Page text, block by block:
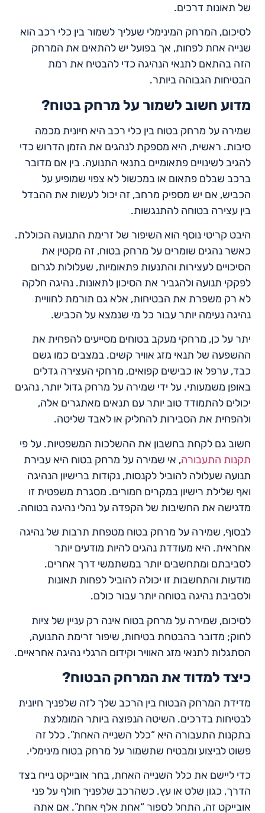
של תאונות דרכים.
לסיכום, המרחק המינימלי שעליך לשמור בין כלי רכב הוא
שנייה אחת לפחות, אך בפועל יש להתאים את המרחק
הזה בהתאם לתנאי הנהיגה כדי להבטיח את רמת
הבטיחות הגבוהה ביותר.
מדוע חשוב לשמור על מרחק בטוח?
שמירה על מרחק בטוח בין כלי רכב היא חיונית מכמה
סיבות. ראשית, היא מספקת לנהגים את הזמן הדרוש כדי
להגיב לשינויים פתאומיים בתנאי התנועה. בין אם מדובר
ברכב שבלם פתאום או במכשול לא צפוי שמופיע על
הכביש, אם יש מספיק מרחב, זה יכול לעשות את ההבדל
בין עצירה בטוחה להתנגשות.
היבט קריטי נוסף הוא השיפור של זרימת התנועה הכוללת.
כאשר נהגים שומרים על מרחק בטוח, זה מקטין את
הסיכויים לעצירות והתנעות פתאומיות, שעלולות לגרום
לפקקי תנועה ולהגביר את הסיכון לתאונות. נהיגה חלקה
לא רק משפרת את הבטיחות, אלא גם תורמת לחוויית
נהיגה נעימה יותר עבור כל מי שנמצא על הכביש.
יתר על כן, מרחקי מעקב בטוחים מסייעים להפחית את
ההשפעה של תנאי מזג אוויר קשים. במצבים כמו גשם
כבד, ערפל או כבישים קפואים, מרחקי העצירה גדלים
באופן משמעותי. על ידי שמירה על מרחק גדול יותר, נהגים
יכולים להתמודד טוב יותר עם תנאים מאתגרים אלה,
ולהפחית את הסבירות להחליק או לאבד שליטה.
חשוב גם לקחת בחשבון את ההשלכות המשפטיות. על פי
תקנות התעבורה, אי שמירה על מרחק בטוח היא עבירת
תנועה שעלולה להוביל לקנסות, נקודות ברישיון הנהיגה
ואף שלילת רישיון במקרים חמורים. מסגרת משפטית זו
מדגישה את החשיבות של הקפדה על נהלי נהיגה בטוחה.
לבסוף, שמירה על מרחק בטוח מטפחת תרבות של נהיגה
אחראית. היא מעודדת נהגים להיות מודעים יותר
לסביבתם ומתחשבים יותר במשתמשי דרך אחרים.
מודעות והתחשבות זו יכולה להוביל לפחות תאונות
ולסביבת נהיגה בטוחה יותר עבור כולם.
לסיכום, שמירה על מרחק בטוח אינה רק עניין של ציות
לחוק; מדובר בהבטחת בטיחות, שיפור זרימת התנועה,
הסתגלות לתנאי מזג האוויר וקידום הרגלי נהיגה אחראיים.
כיצד למדוד את המרחק הבטוח?
מדידת המרחק הבטוח בין הרכב שלך לזה שלפניך חיונית
לבטיחות בדרכים. השיטה הנפוצה ביותר המומלצת
בתקנות התעבורה היא “כלל השנייה האחת”. כלל זה
פשוט לביצוע ומבטיח שתשמור על מרחק בטוח מינימלי.
כדי ליישם את כלל השנייה האחת, בחר אובייקט נייח בצד
הדרך, כגון שלט או עץ. כשהרכב שלפניך חולף על פני
אובייקט זה, התחל לספור “אחת אלף אחת”. אם אתה